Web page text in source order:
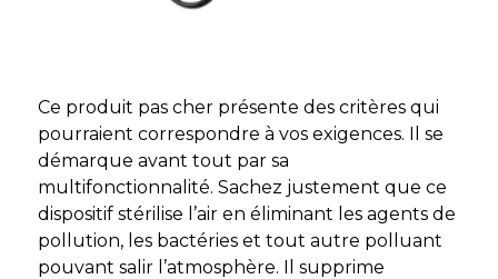
Ce produit pas cher présente des critères qui
pourraient correspondre à vos exigences. Il se
démarque avant tout par sa
multifonctionnalité. Sachez justement que ce
dispositif stérilise l’air en éliminant les agents de
pollution, les bactéries et tout autre polluant
pouvant salir l’atmosphère. Il supprime